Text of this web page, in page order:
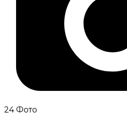
24 Фото